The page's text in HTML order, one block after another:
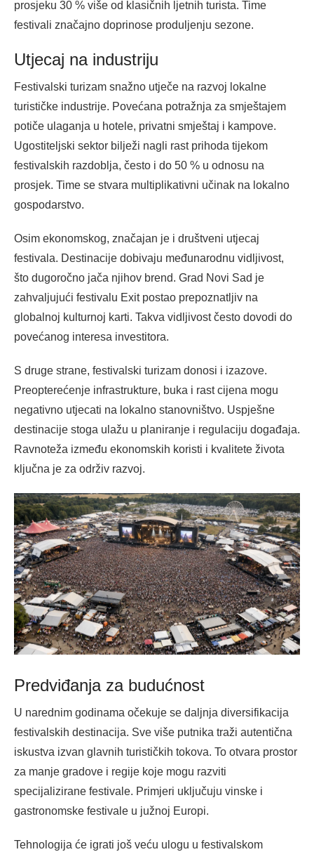
prosjeku 30 % više od klasičnih ljetnih turista. Time
festivali značajno doprinose produljenju sezone.
Utjecaj na industriju
Festivalski turizam snažno utječe na razvoj lokalne
turističke industrije. Povećana potražnja za smještajem
potiče ulaganja u hotele, privatni smještaj i kampove.
Ugostiteljski sektor bilježi nagli rast prihoda tijekom
festivalskih razdoblja, često i do 50 % u odnosu na
prosjek. Time se stvara multiplikativni učinak na lokalno
gospodarstvo.
Osim ekonomskog, značajan je i društveni utjecaj
festivala. Destinacije dobivaju međunarodnu vidljivost,
što dugoročno jača njihov brend. Grad Novi Sad je
zahvaljujući festivalu Exit postao prepoznatljiv na
globalnoj kulturnoj karti. Takva vidljivost često dovodi do
povećanog interesa investitora.
S druge strane, festivalski turizam donosi i izazove.
Preopterećenje infrastrukture, buka i rast cijena mogu
negativno utjecati na lokalno stanovništvo. Uspješne
destinacije stoga ulažu u planiranje i regulaciju događaja.
Ravnoteža između ekonomskih koristi i kvalitete života
ključna je za održiv razvoj.
Predviđanja za budućnost
U narednim godinama očekuje se daljnja diversifikacija
festivalskih destinacija. Sve više putnika traži autentična
iskustva izvan glavnih turističkih tokova. To otvara prostor
za manje gradove i regije koje mogu razviti
specijalizirane festivale. Primjeri uključuju vinske i
gastronomske festivale u južnoj Europi.
Tehnologija će igrati još veću ulogu u festivalskom